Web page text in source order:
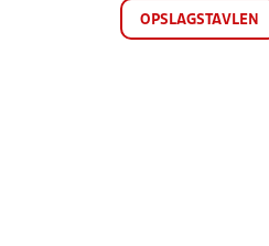
OPSLAGSTAVLEN